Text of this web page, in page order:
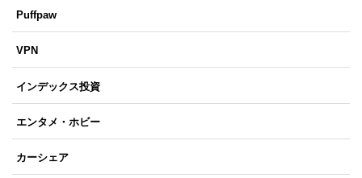
Puffpaw
VPN
インデックス投資
エンタメ・ホビー
カーシェア